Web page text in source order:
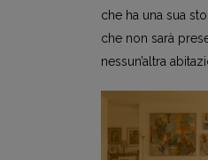
che ha una sua
che non sarà
nessun’altra